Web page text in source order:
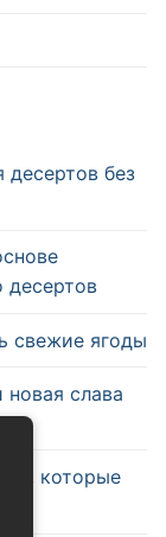
десертов без
десертов
свежие ягоды
слава
которые